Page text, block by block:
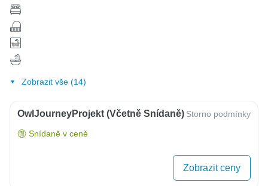
Zobrazit vše (14)
OwlJourneyProjekt (včetně Snídaně) Storno podmínky
Snídaně v ceně
Zobrazit ceny